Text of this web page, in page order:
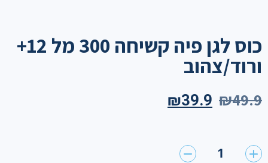
כוס לגן פיה קשיחה 300 מל 12+
ורוד/צהוב
₪49.9
₪39.9
1